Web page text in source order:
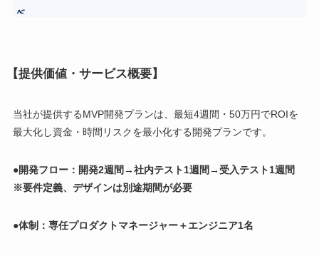
【提供価値・サービス概要】
当社が提供するMVP開発プランは、最短4週間・50万円でROIを
最大化し資金・時間リスクを最小化する開発プランです。
●開発フロー：開発2週間→社内テスト1週間→受入テスト1週間
※要件定義、デザインは別途期間が必要
●体制：専任プロダクトマネージャー＋エンジニア1名